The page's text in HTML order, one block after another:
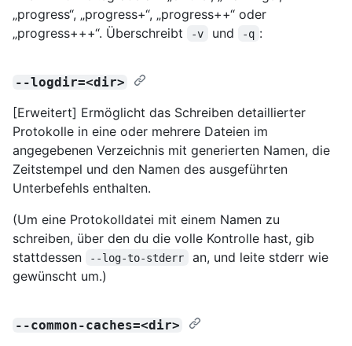
„progress“, „progress+“, „progress++“ oder
„progress+++“. Überschreibt
-v und -q :
--logdir=<dir>
[Erweitert] Ermöglicht das Schreiben detaillierter
Protokolle in eine oder mehrere Dateien im
angegebenen Verzeichnis mit generierten Namen, die
Zeitstempel und den Namen des ausgeführten
Unterbefehls enthalten.
(Um eine Protokolldatei mit einem Namen zu
schreiben, über den du die volle Kontrolle hast, gib
stattdessen
--log-to-stderr
an, und leite stderr wie
gewünscht um.)
--common-caches=<dir>